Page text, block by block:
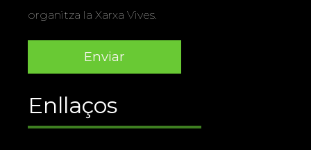
organitza la Xarxa Vives.
Enllaços